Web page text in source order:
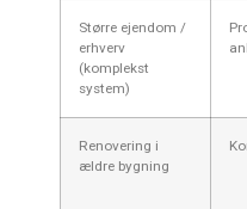
Større ejendom /
erhverv
(komplekst
system)
Renovering i
ældre bygning